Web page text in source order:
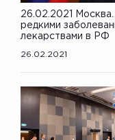
26.02.2021
редкими
лекарствами в РФ
26.02.2021